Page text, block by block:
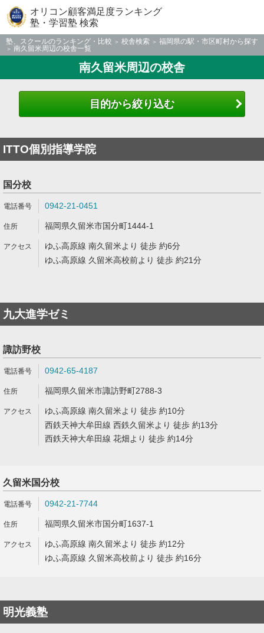
オリコン顧客満足度ランキング
塾・学習塾 検索
塾、スクールのランキング・比較 校舎検索
福岡県の駅・市区町村から探す
南久留米周辺の校舎一覧
南久留米周辺の校舎
目的から絞り込む
ITTO個別指導学院
国分校
0942-21-0451
福岡県久留米市国分町1444-1
ゆふ高原線 南久留米より 徒歩 約6分
ゆふ高原線 久留米高校前より 徒歩 約21分
九大進学ゼミ
諏訪野校
0942-65-4187
福岡県久留米市諏訪野町2788-3
ゆふ高原線 南久留米より 徒歩 約10分
西鉄天神大牟田線 西鉄久留米より 徒歩 約13分
西鉄天神大牟田線 花畑より 徒歩 約14分
久留米国分校
0942-21-7744
福岡県久留米市国分町1637-1
ゆふ高原線 南久留米より 徒歩 約12分
ゆふ高原線 久留米高校前より 徒歩 約16分
明光義塾